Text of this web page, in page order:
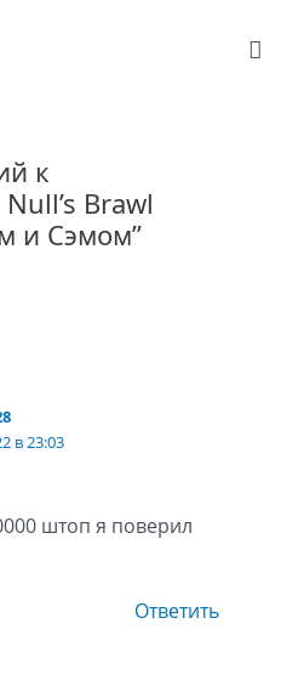
к
Brawl
и Сэмом”
в 23:03
штоп я поверил
Ответить